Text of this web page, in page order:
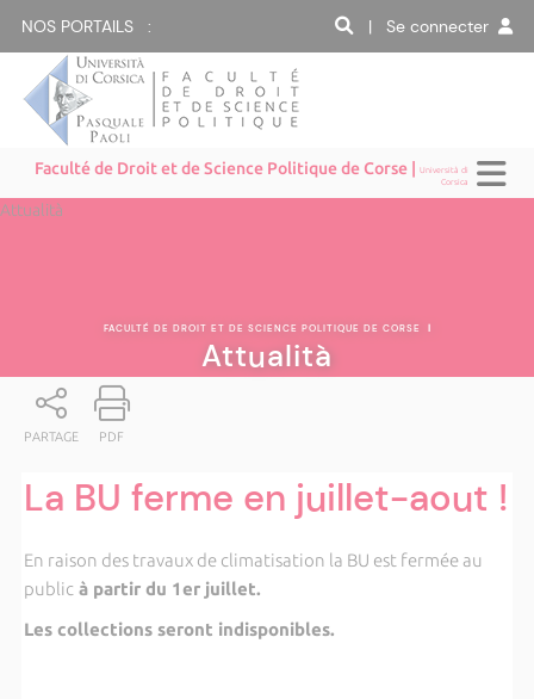
NOS PORTAILS : | Se connecter
Faculté de Droit et de Science Politique de Corse |Università di
Corsica
Attualità
FACULTÉ DE DROIT ET DE SCIENCE POLITIQUE DE CORSE |
Attualità
PARTAGE PDF
La BU ferme en juillet-aout !
En raison des travaux de climatisation la BU est fermée au
public à partir du 1er juillet.
Les collections seront indisponibles.